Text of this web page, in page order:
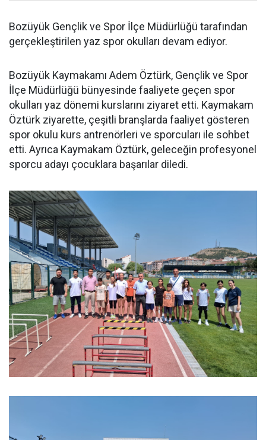
Bozüyük Gençlik ve Spor İlçe Müdürlüğü tarafından
gerçekleştirilen yaz spor okulları devam ediyor.
Bozüyük Kaymakamı Adem Öztürk, Gençlik ve Spor
İlçe Müdürlüğü bünyesinde faaliyete geçen spor
okulları yaz dönemi kurslarını ziyaret etti. Kaymakam
Öztürk ziyarette, çeşitli branşlarda faaliyet gösteren
spor okulu kurs antrenörleri ve sporcuları ile sohbet
etti. Ayrıca Kaymakam Öztürk, geleceğin profesyonel
sporcu adayı çocuklara başarılar diledi.